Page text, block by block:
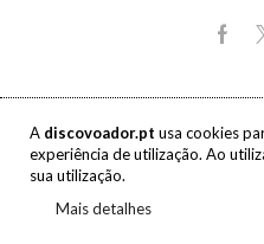
A discovoador.pt usa cookies
experiência de utilização. Ao
sua utilização.
Mais detalhes
Copyright © 2017-2026